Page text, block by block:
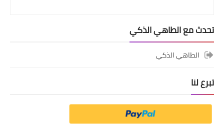
تحدث مع الطاهي الذكي
الطاهي الذكي
تبرع لنا